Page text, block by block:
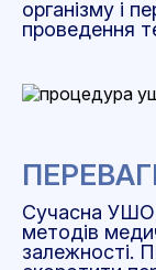
організму і
проведення
Сучасна
методів
залежності.